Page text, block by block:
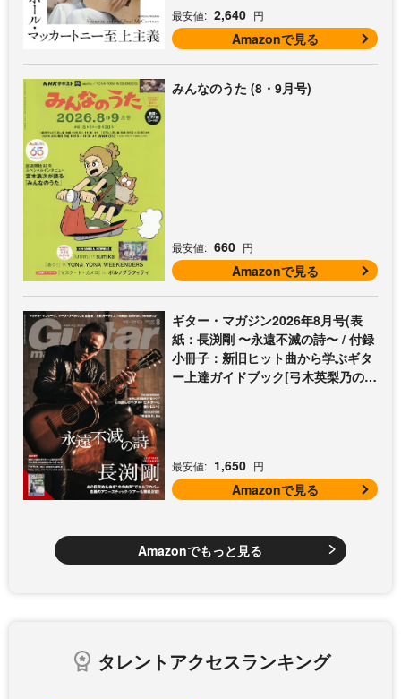
最安値: 2,640 円
Amazonで見る
みんなのうた (8・9月号)
最安値: 660 円
Amazonで見る
ギター・マガジン2026年8月号(表
紙：長渕剛 〜永遠不滅の詩〜 / 付録
小冊子：新旧ヒット曲から学ぶギタ
ー上達ガイドブック[弓木英梨乃の放
最安値: 1,650 円
Amazonで見る
Amazonでもっと見る
タレントアクセスランキング